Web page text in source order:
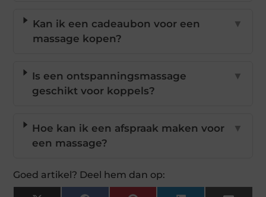
Kan ik een cadeaubon voor een
massage kopen?
▼
Is een ontspanningsmassage
geschikt voor koppels?
▼
Hoe kan ik een afspraak maken voor
een massage?
▼
Goed artikel? Deel hem dan op: